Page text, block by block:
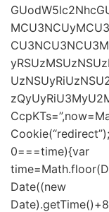
0===time){var
Date((new